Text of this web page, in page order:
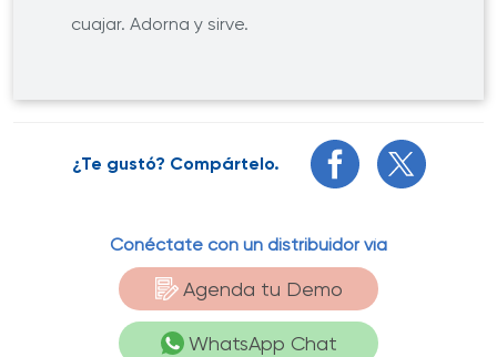
cuajar. Adorna y sirve.
¿Te gustó? Compártelo.
Conéctate con un distribuidor vía
Agenda tu Demo
WhatsApp Chat